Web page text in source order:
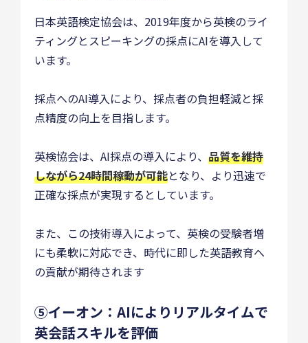
日本英語検定協会は、2019年度から英検のライ
ティングとスピーキングの採点にAIを導入して
います。
採点へのAI導入により、採点者の負担軽減と採
点精度の向上を目指します。
英検協会は、AI採点の導入により、 品質を維持
しながら24時間稼動が可能となり、より迅速で
正確な採点が実現するとしています。
また、この技術導入によって、英検の受験者増
にも柔軟に対応でき、時代に即した英語教育へ
の貢献が期待されます
⑤イーオン：AIによりリアルタイムで
英会話スキルを評価